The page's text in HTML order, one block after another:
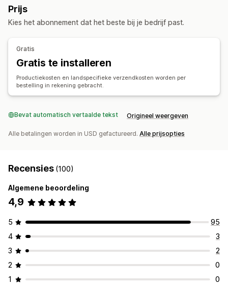
Producten
Volledige bedrukking
Bags Apparel Hats Shoes
Laserdecoraties
Verzendopties
White label Bulkverzending
Verzenden naar meerdere adressen
Kunst en ambacht
Prijs
Kies het abonnement dat het beste bij je bedrijf past.
Gratis
Gratis te installeren
Productiekosten en landspecifieke verzendkosten worden per
bestelling in rekening gebracht.
Bevat automatisch vertaalde tekst Origineel weergeven
Alle betalingen worden in USD gefactureerd. Alle prijsopties
Recensies (100)
Algemene beoordeling
4,9
5
95
4
3
3
2
2
0
1
0